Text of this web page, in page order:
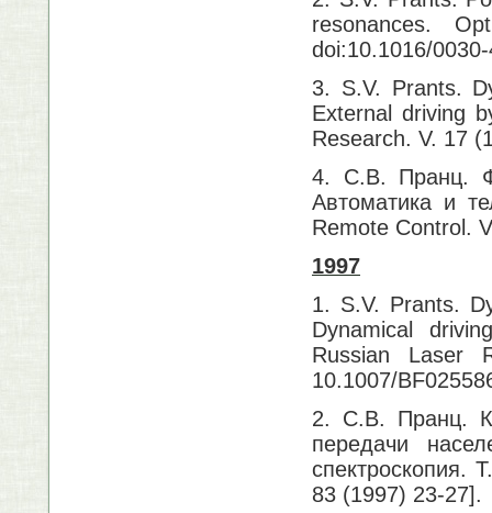
resonances.
doi:10.1016/
3. S.V. Prants.
External driving
Research. V. 17
4. С.В. Пранц.
Автоматика и
Remote Control.
1997
1. S.V. Prants.
Dynamical
Russian
10.1007/
2. С.В. Пранц.
передачи
спектроскопия.
83 (1997) 23-27].